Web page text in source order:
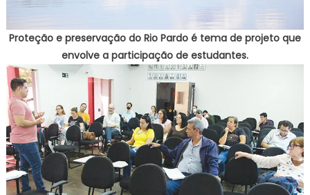
Proteção e preservação do Rio Pardo é tema de projeto que
envolve a participação de estudantes.